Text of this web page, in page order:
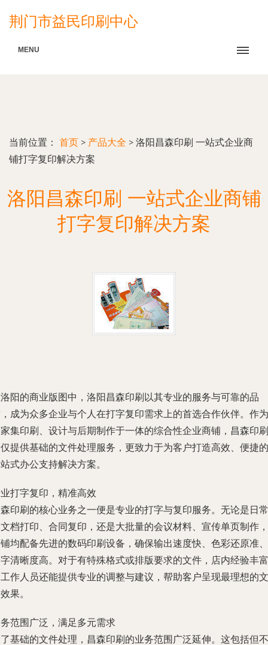
荆门市益民印刷中心
MENU
当前位置： 首页 > 产品大全 > 洛阳昌森印刷 一站式企业商
铺打字复印解决方案
洛阳昌森印刷 一站式企业商铺
打字复印解决方案
阳的商业版图中，洛阳昌森印刷以其专业的服务与可靠的品
成为众多企业与个人在打字复印需求上的首选合作伙伴。作为
集印刷、设计与后期制作于一体的综合性企业商铺，昌森印刷
提供基础的文件处理服务，更致力于为客户打造高效、便捷的
式办公支持解决方案。
打字复印，精准高效
印刷的核心业务之一便是专业的打字与复印服务。无论是日常
档打印、合同复印，还是大批量的会议材料、宣传单页制作，
均配备先进的数码印刷设备，确保输出速度快、色彩还原准、
清晰度高。对于有特殊格式或排版要求的文件，店内经验丰富
作人员还能提供专业的调整与建议，帮助客户呈现最理想的文
果。
范围广泛，满足多元需求
基础的文件处理，昌森印刷的业务范围广泛延伸。这包括但不